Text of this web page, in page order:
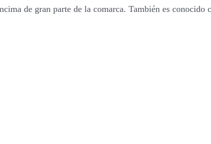
de gran parte de la comarca. También es